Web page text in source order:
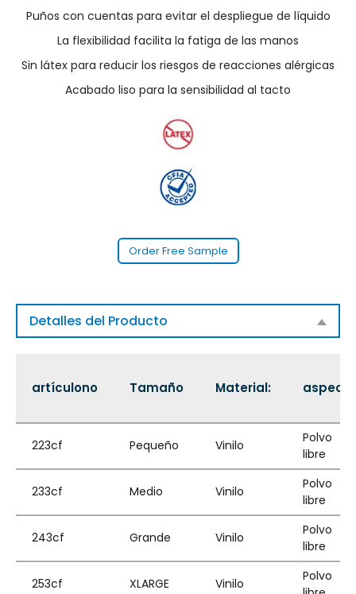
Puños con cuentas para evitar el despliegue de líquido
La flexibilidad facilita la fatiga de las manos
Sin látex para reducir los riesgos de reacciones alérgicas
Acabado liso para la sensibilidad al tacto
Order Free Sample
Detalles del Producto
artículono Tamaño Material: aspecto
223cf Pequeño Vinilo
Polvo
libre
233cf Medio Vinilo
Polvo
libre
243cf Grande Vinilo
Polvo
libre
253cf XLARGE Vinilo
Polvo